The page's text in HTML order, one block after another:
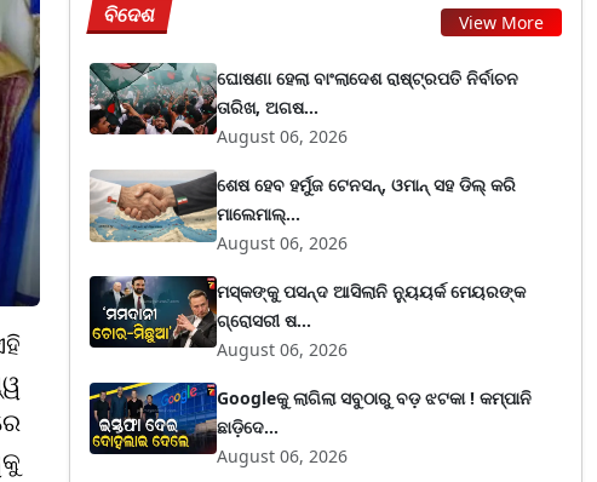
ବିଦେଶ View More
ଘୋଷଣା ହେଲା ବାଂଲାଦେଶ ରାଷ୍ଟ୍ରପତି ନିର୍ବାଚନ
ତାରିଖ, ଅଗଷ...
August 06, 2026
ଶେଷ ହେବ ହର୍ମୁଜ ଟେନସନ୍, ଓମାନ୍ ସହ ଡିଲ୍ କରି
ମାଲେମାଲ୍...
August 06, 2026
ମସ୍କଙ୍କୁ ପସନ୍ଦ ଆସିଲାନି ନ୍ୟୁୟର୍କ ମେୟରଙ୍କ
ଗ୍ରୋସରୀ ଷ...
August 06, 2026
Googleକୁ ଲାଗିଲା ସବୁଠାରୁ ବଡ଼ ଝଟକା ! କମ୍ପାନି
ଛାଡ଼ିଦେ...
August 06, 2026